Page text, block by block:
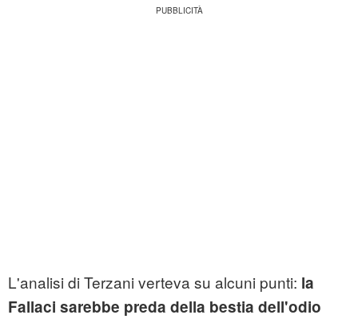
L'analisi di Terzani verteva su alcuni punti: la
Fallaci sarebbe preda della bestia dell'odio